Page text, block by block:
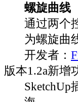
螺旋曲线
通过两个
为螺旋曲
开发者：
版本1.2a新增
SketchUp